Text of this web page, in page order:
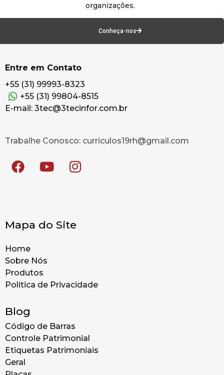
organizações.
Conheça-nos
Entre em Contato
+55 (31) 99993-8323
+55 (31) 99804-8515
E-mail: 3tec@3tecinfor.com.br
Trabalhe Conosco: curriculos19rh@gmail.com
Mapa do Site
Home
Sobre Nós
Produtos
Politica de Privacidade
Blog
Código de Barras
Controle Patrimonial
Etiquetas Patrimoniais
Geral